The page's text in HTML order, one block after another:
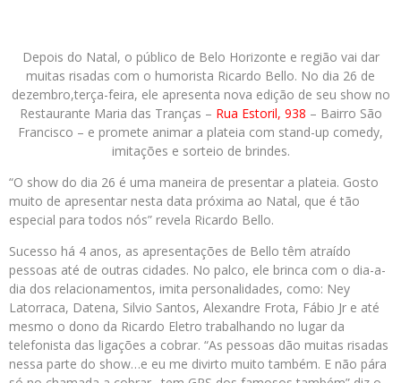
Depois do Natal, o público de Belo Horizonte e região vai dar
muitas risadas com o humorista Ricardo Bello. No dia 26 de
dezembro,terça-feira, ele apresenta nova edição de seu show no
Restaurante Maria das Tranças – Rua Estoril, 938 – Bairro São
Francisco – e promete animar a plateia com stand-up comedy,
imitações e sorteio de brindes.
“O show do dia 26 é uma maneira de presentar a plateia. Gosto
muito de apresentar nesta data próxima ao Natal, que é tão
especial para todos nós” revela Ricardo Bello.
Sucesso há 4 anos, as apresentações de Bello têm atraído
pessoas até de outras cidades. No palco, ele brinca com o dia-a-
dia dos relacionamentos, imita personalidades, como: Ney
Latorraca, Datena, Silvio Santos, Alexandre Frota, Fábio Jr e até
mesmo o dono da Ricardo Eletro trabalhando no lugar da
telefonista das ligações a cobrar. “As pessoas dão muitas risadas
nessa parte do show…e eu me divirto muito também. E não pára